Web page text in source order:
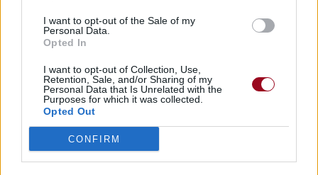
I want to opt-out of the Sale of my
Personal Data.
Opted In
I want to opt-out of Collection, Use,
Retention, Sale, and/or Sharing of my
Personal Data that Is Unrelated with the
Purposes for which it was collected.
Opted Out
CONFIRM
Télécharger légalement les MP3 sur
Télécharger légalement les MP3 ou trouver le CD sur
Trouver des vinyles et des CD sur
Trouver un instrument de musique ou une partition au
meilleur prix sur
Biographie
Albums & Chansons